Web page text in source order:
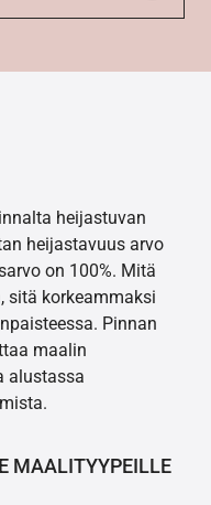
heijastuvan
heijastavuus arvo
on 100%. Mitä
sitä korkeammaksi
Pinnan
maalin
alustassa
MAALITYYPEILLE